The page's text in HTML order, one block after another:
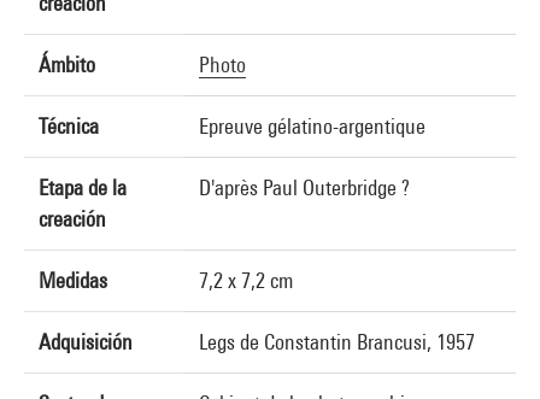
Ámbito Photo
Técnica Epreuve gélatino-argentique
Etapa de la
creación
D'après Paul Outerbridge ?
Medidas 7,2 x 7,2 cm
Adquisición Legs de Constantin Brancusi, 1957